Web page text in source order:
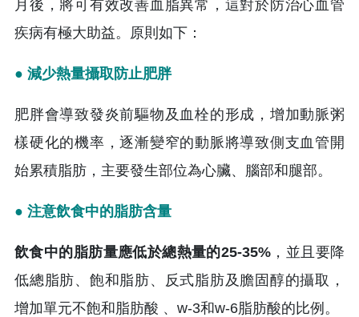
月後，將可有效改善血脂異常，這對於防治心血管
疾病有極大助益。原則如下：
● 減少熱量攝取防止肥胖
肥胖會導致發炎前驅物及血栓的形成，增加動脈粥
樣硬化的機率，逐漸變窄的動脈將導致側支血管開
始累積脂肪，主要發生部位為心臟、腦部和腿部。
● 注意飲食中的脂肪含量
飲食中的脂肪量應低於總熱量的25-35%，並且要降
低總脂肪、飽和脂肪、反式脂肪及膽固醇的攝取，
增加單元不飽和脂肪酸 、w-3和w-6脂肪酸的比例。